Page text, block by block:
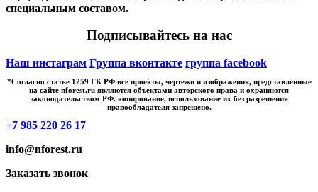
специальным составом.
Подписывайтесь на нас
Наш инстаграм Группа вконтакте группа facebook
*Cогласно статье 1259 ГК РФ все проекты, чертежи и изображения, представленные
на сайте nforest.ru являются объектами авторского права и охраняются
законодательством РФ. копирование, использование их без разрешения
правообладателя запрещено.
+7 985 220 26 17
info@nforest.ru
Заказать звонок